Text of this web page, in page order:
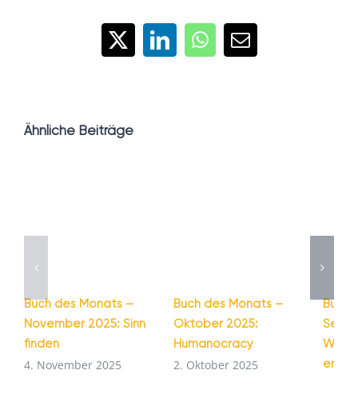
X LinkedInWhatsApp
E-
Ähnliche Beiträge
Buch des Monats –
November 2025: Sinn
finden
4. November 2025
Buch des Monats –
Oktober 2025:
Humanocracy
2. Oktober 2025
Buch
Wie